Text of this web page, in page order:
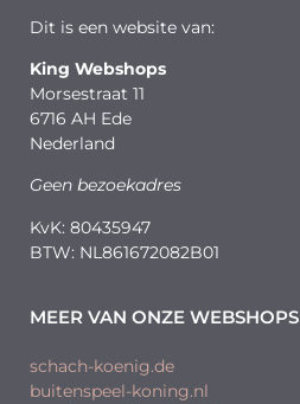
Dit is een website van:
King Webshops
Morsestraat 11
6716 AH Ede
Nederland
Geen bezoekadres
KvK: 80435947
BTW: NL861672082B01
MEER VAN ONZE WEBSHOPS
schach-koenig.de
buitenspeel-koning.nl